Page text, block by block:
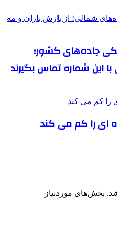
جاده‌های کشور؛
این شماره تماس بگیرند
ای را کم می کند
بخش‌های موردنیاز